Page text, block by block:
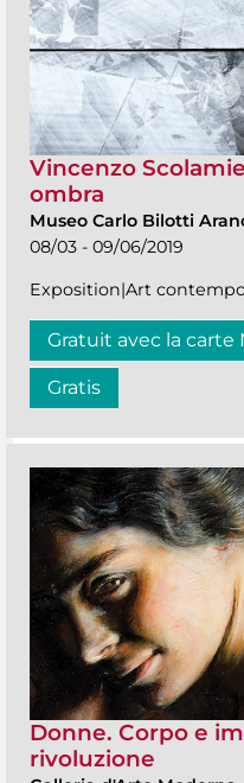
Vincenzo
ombra
Museo Carlo Bilotti
08/03 - 09/06/2019
Exposition|Art
Gratuit avec la carte
Gratis
Donne. Corpo e
rivoluzione